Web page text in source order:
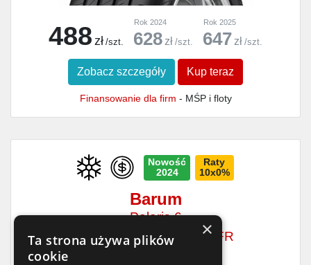
488 zł /szt.
Rok 2024
628 zł /szt.
Rok 2025
647 zł /szt.
Zobacz szczegóły Kup teraz
Finansowanie dla firm - MŚP i floty
Nowość
2024
Raty
10x0%
Barum
Polaris 6
215/55 R18 99 XL FR
×
Ta strona używa plików
cookie